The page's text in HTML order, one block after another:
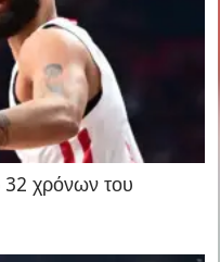
χρόνων του